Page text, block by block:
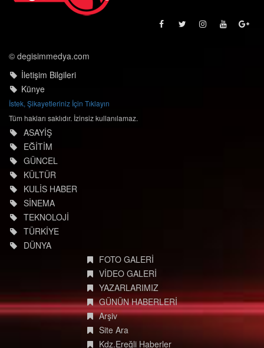
© degisimmedya.com
İletişim Bilgileri
Künye
İstek, Şikayetleriniz İçin Tıklayın
Tüm hakları saklıdır. İzinsiz kullanılamaz.
ASAYİŞ
EĞİTİM
GÜNCEL
KÜLTÜR
KULİS HABER
SİNEMA
TEKNOLOJİ
TÜRKİYE
DÜNYA
FOTO GALERİ
VİDEO GALERİ
YAZARLARIMIZ
GÜNÜN HABERLERİ
Arşiv
Site Ara
Kdz.Ereğli Haberler